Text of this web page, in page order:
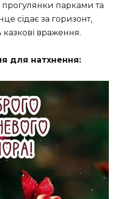
прогулянки парками та
сідає за горизонт,
враження.
для натхнення: